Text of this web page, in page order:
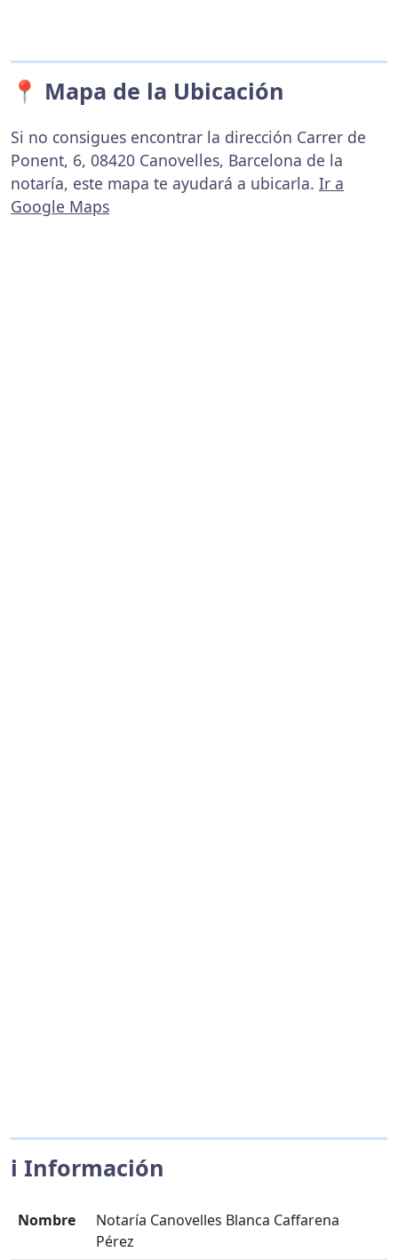
📍 Mapa de la Ubicación
Si no consigues encontrar la dirección Carrer de
Ponent, 6, 08420 Canovelles, Barcelona de la
notaría, este mapa te ayudará a ubicarla. Ir a
Google Maps
ℹ️ Información
Nombre
Notaría Canovelles Blanca Caffarena
Pérez